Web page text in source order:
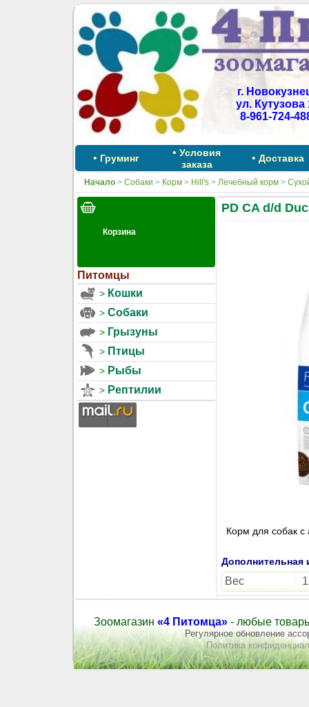
г.
ул. Кутузова
8-961-724-
• Груминг • Условия
заказа
• Доставка
Начало> Собаки > Корм> Hill's> Лечебный корм>
Питомцы
Кошки
Собаки
Грызуны
Птицы
Рыбы
Рептилии
PD CA d/d
Корм для собак с
Дополнительная
Вес
Зоомагазин «4 Питомца» - любые
Регулярное обновление
Политика